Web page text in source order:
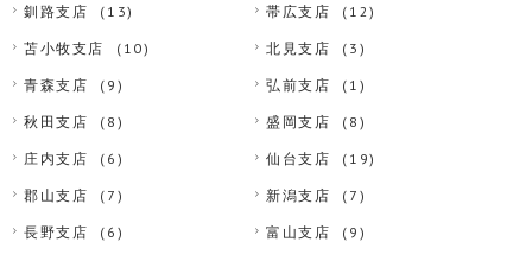
釧路支店 (13) 帯広支店 (12)
苫小牧支店 (10) 北見支店 (3)
青森支店 (9) 弘前支店 (1)
秋田支店 (8) 盛岡支店 (8)
庄内支店 (6) 仙台支店 (19)
郡山支店 (7) 新潟支店 (7)
長野支店 (6) 富山支店 (9)